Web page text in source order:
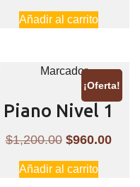
precio
original
$120.00.
Añadir al carrito
¡Oferta!
Piano Nivel 1
$1,200.00 El
precio
original
$960.00El
Añadir al carrito